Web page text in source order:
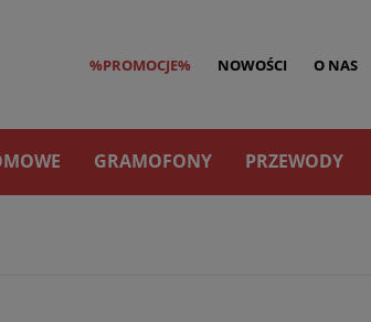
%PROMOCJE% NOWOŚCI O NAS
GRAMOFONY PRZEWODY